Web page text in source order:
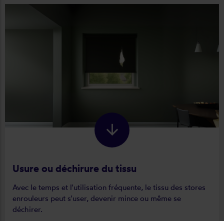
Usure ou déchirure du tissu
Avec le temps et l'utilisation fréquente, le tissu des stores
enrouleurs peut s'user, devenir mince ou même se
déchirer.